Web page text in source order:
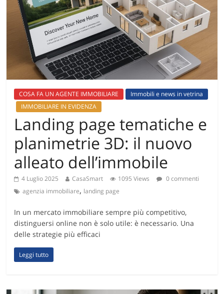
COSA FA UN AGENTE IMMOBILIARE
Immobili e news in vetrina
IMMOBILIARE IN EVIDENZA
Landing page tematiche e
planimetrie 3D: il nuovo
alleato dell’immobile
4 Luglio 2025 CasaSmart 1095 Views
0 commenti
agenzia immobiliare, landing page
In un mercato immobiliare sempre più competitivo,
distinguersi online non è solo utile: è necessario. Una
delle strategie più efficaci
Leggi tutto